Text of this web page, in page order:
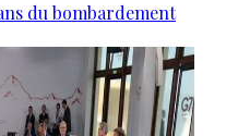
du bombardement